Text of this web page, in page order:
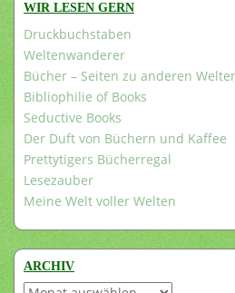
WIR LESEN GERN
Druckbuchstaben
Weltenwanderer
Bücher – Seiten zu anderen
Bibliophilie of Books
Seductive Books
Der Duft von Büchern und Kaffee
Prettytigers Bücherregal
Lesezauber
Meine Welt voller Welten
ARCHIV